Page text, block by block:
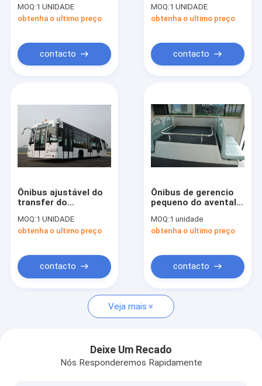
Produtos
Sobre nós
Excursão da fábrica
Peça umas citações
Ônibus do avental do aeroporto
Escadas automotoras do passageiro
do aeroporto com
assentos ajustáveis
MOQ:1 UNIDADE
obtenha o ultimo preço
contacto
profissional 77 com
avental de alumínio
MOQ:1 UNIDADE
obtenha o ultimo preço
contacto
Ônibus ajustável do
transfer do
ônibus da
movimentação da
MERCEDES do eixo
dianteiro
MOQ:1 UNIDADE
obtenha o ultimo preço
contacto
Ônibus de gerencio
pequeno do avental
da grande
capacidade
MOQ:1 unidade
obtenha o ultimo preço
contacto
Veja mais
Deixe Um Recado
Nós Responderemos Rapidamente